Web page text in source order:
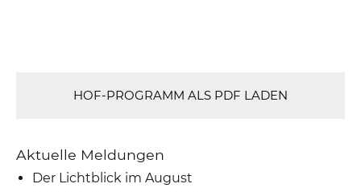
HOF-PROGRAMM ALS PDF LADEN
Aktuelle Meldungen
Der Lichtblick im August